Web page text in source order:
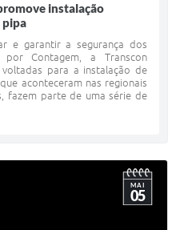
instalação
pipa
e garantir a segurança dos
por Contagem, a Transcon
para a instalação de
aconteceram nas regionais
fazem parte de uma série de
MAI
05